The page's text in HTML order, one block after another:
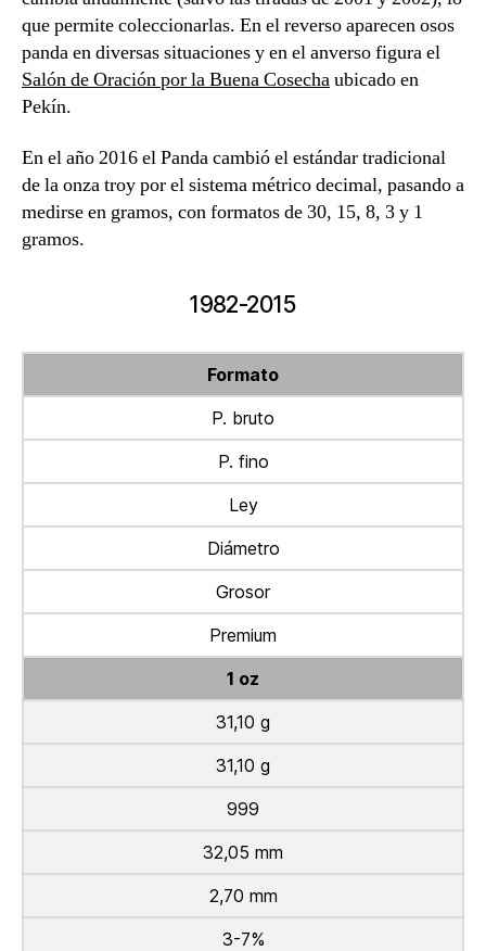
que permite coleccionarlas. En el reverso aparecen osos
panda en diversas situaciones y en el anverso figura el
Salón de Oración por la Buena Cosechaubicado en
Pekín.
En el año 2016 el Panda cambió el estándar tradicional
de la onza troy por el sistema métrico decimal, pasando a
medirse en gramos, con formatos de 30, 15, 8, 3 y 1
gramos.
1982-2015
Formato
P. bruto
P. fino
Ley
Diámetro
Grosor
Premium
1 oz
31,10 g
31,10 g
999
32,05 mm
2,70 mm
3-7%